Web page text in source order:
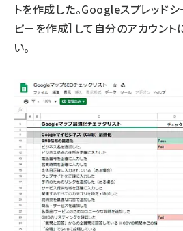
トを作成した。Googleスプレッドシ
ピーを作成］して自分のアカウン
い。